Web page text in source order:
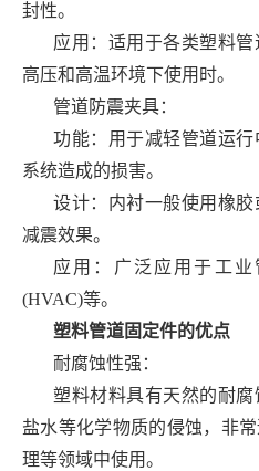
封性。
应用：适用于各类塑料
高压和高温环境下使用时。
管道防震夹具：
功能：用于减轻管道运
系统造成的损害。
设计：内衬一般使用橡
减震效果。
应用：广泛应用于工
(HVAC)等。
塑料管道固定件的优点
耐腐蚀性强：
塑料材料具有天然的耐腐
盐水等化学物质的侵蚀，非
理等领域中使用。